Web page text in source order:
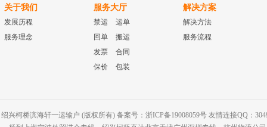
关于我们
发展历程
服务理念
服务大厅
禁运
运单
回单
搬运
发票
合同
保价
包装
解决方案
解决方法
服务流程
绍兴柯桥滨海轩一运输户 (版权所有) 备案号：浙ICP备19008059号 友情连接QQ：